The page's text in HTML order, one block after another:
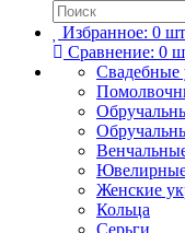
Избранное: 0
Сравнение: 0
Свадебные
Ювелирные
Женские
Кольца
Серьги